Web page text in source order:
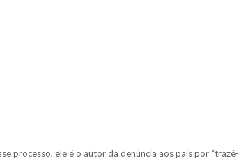
processo, ele é o autor da denúncia aos pais por “trazê-